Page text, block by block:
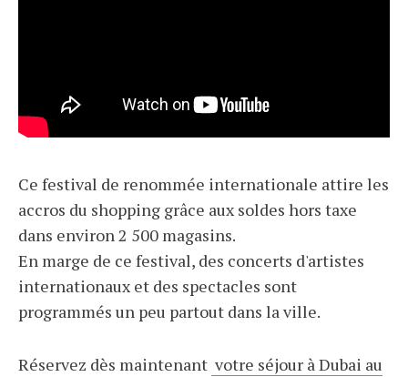
Ce festival de renommée internationale attire les
accros du shopping grâce aux soldes hors taxe
dans environ 2 500 magasins.
En marge de ce festival, des concerts d'artistes
internationaux et des spectacles sont
programmés un peu partout dans la ville.
Réservez dès maintenant votre séjour à Dubai au